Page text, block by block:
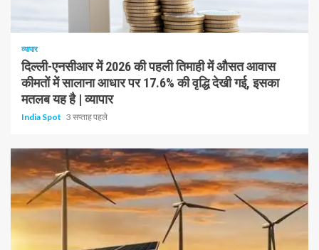
व्यापार
दिल्ली-एनसीआर में 2026 की पहली तिमाही में औसत आवास
कीमतों में सालाना आधार पर 17.6% की वृद्धि देखी गई, इसका
मतलब यह है | व्यापार
India Spot 3 सप्ताह पहले